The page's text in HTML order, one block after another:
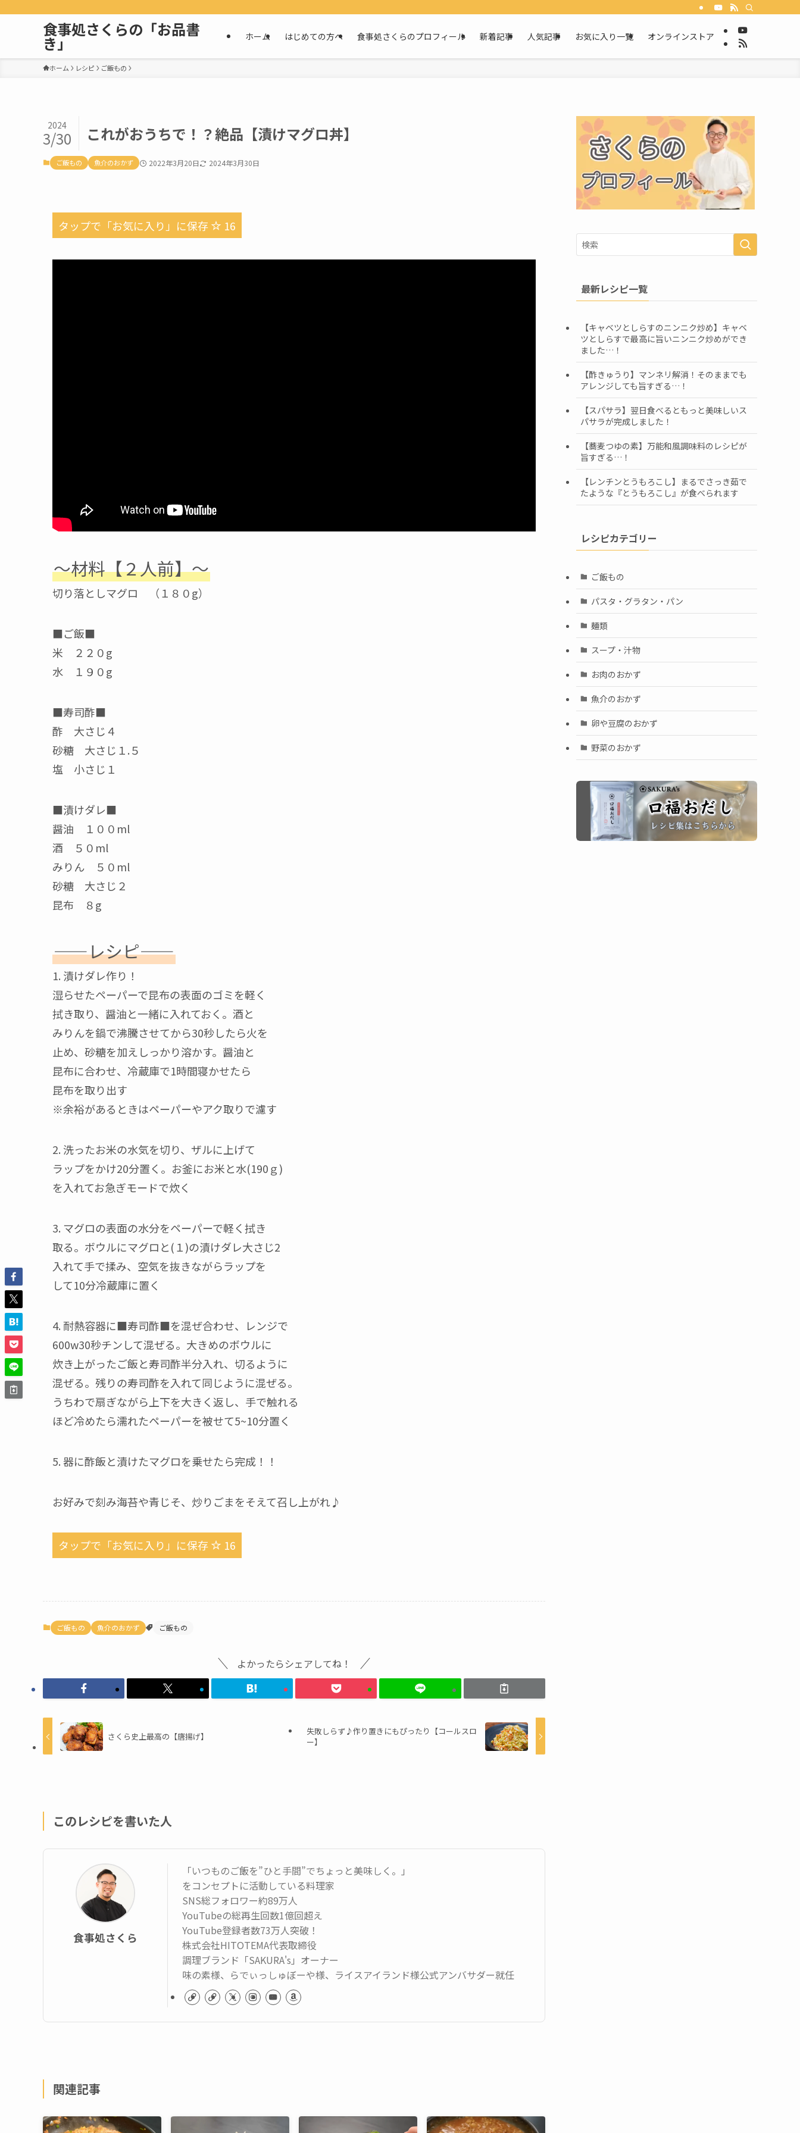
食事処さくらの「お品書
き」 ホーム はじめての方へ 食事処さくらのプロフィール 新着記事 人気記事 お気に入り一覧 オンラインストア
ホーム レシピ ご飯もの
これがおうちで！？絶品【漬けマグロ丼】
2024
3/30
ご飯もの 魚介のおかず 2022年3月20日 2024年3月30日
タップで「お気に入り」に保存 16
〜材料【２人前】〜
切り落としマグロ （１８０g）
■ご飯■
米 ２２０g
水 １９０g
■寿司酢■
酢 大さじ４
砂糖 大さじ１.５
塩 小さじ１
■漬けダレ■
醤油 １００ml
酒 ５０ml
みりん ５０ml
砂糖 大さじ２
昆布 ８g
——レシピ——
1. 漬けダレ作り！
湿らせたペーパーで昆布の表面のゴミを軽く
拭き取り、醤油と一緒に入れておく。酒と
みりんを鍋で沸騰させてから30秒したら火を
止め、砂糖を加えしっかり溶かす。醤油と
昆布に合わせ、冷蔵庫で1時間寝かせたら
昆布を取り出す
※余裕があるときはペーパーやアク取りで濾す
2. 洗ったお米の水気を切り、ザルに上げて
ラップをかけ20分置く。お釜にお米と水(190ｇ)
を入れてお急ぎモードで炊く
3. マグロの表面の水分をペーパーで軽く拭き
取る。ボウルにマグロと(１)の漬けダレ大さじ2
入れて手で揉み、空気を抜きながらラップを
して10分冷蔵庫に置く
4. 耐熱容器に■寿司酢■を混ぜ合わせ、レンジで
600w30秒チンして混ぜる。大きめのボウルに
炊き上がったご飯と寿司酢半分入れ、切るように
混ぜる。残りの寿司酢を入れて同じように混ぜる。
うちわで扇ぎながら上下を大きく返し、手で触れる
ほど冷めたら濡れたペーパーを被せて5~10分置く
5. 器に酢飯と漬けたマグロを乗せたら完成！！
お好みで刻み海苔や青じそ、炒りごまをそえて召し上がれ♪
タップで「お気に入り」に保存 16
ご飯もの 魚介のおかず ご飯もの
よかったらシェアしてね！
さくら史上最高の【唐揚げ】
失敗しらず♪作り置きにもぴったり【コールスロ
ー】
このレシピを書いた人
食事処さくら
「いつものご飯を”ひと手間”でちょっと美味しく。」
をコンセプトに活動している料理家
SNS総フォロワー約89万人
YouTubeの総再生回数1億回超え
YouTube登録者数73万人突破！
株式会社HITOTEMA代表取締役
調理ブランド「SAKURA's」オーナー
味の素様、らでぃっしゅぼーや様、ライスアイランド様公式アンバサダー就任
関連記事
最新レシピ一覧
【キャベツとしらすのニンニク炒め】キャベ
ツとしらすで最高に旨いニンニク炒めができ
ました…！
【酢きゅうり】マンネリ解消！そのままでも
アレンジしても旨すぎる…！
【スパサラ】翌日食べるともっと美味しいス
パサラが完成しました！
【蕎麦つゆの素】万能和風調味料のレシピが
旨すぎる…！
【レンチンとうもろこし】まるでさっき茹で
たような『とうもろこし』が食べられます
レシピカテゴリー
ご飯もの
パスタ・グラタン・パン
麺類
スープ・汁物
お肉のおかず
魚介のおかず
卵や豆腐のおかず
野菜のおかず